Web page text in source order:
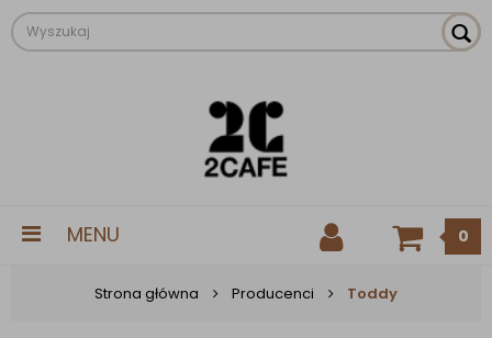
MENU 0
Strona główna Producenci Toddy